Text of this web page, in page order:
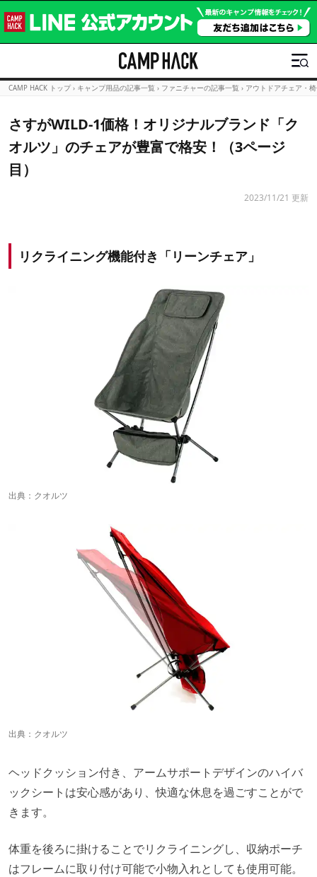
CAMP HACK トップ › キャンプ用品の記事一覧 › ファニチャーの記事一覧 › アウトドアチェア・
さすがWILD-1価格！オリジナルブランド「ク
オルツ」のチェアが豊富で格安！（3ページ
目）
2023/11/21 更新
リクライニング機能付き「リーンチェア」
出典： クオルツ
出典： クオルツ
ヘッドクッション付き、アームサポートデザインのハイバ
ックシートは安心感があり、快適な休息を過ごすことがで
きます。
体重を後ろに掛けることでリクライニングし、収納ポーチ
はフレームに取り付け可能で小物入れとしても使用可能。